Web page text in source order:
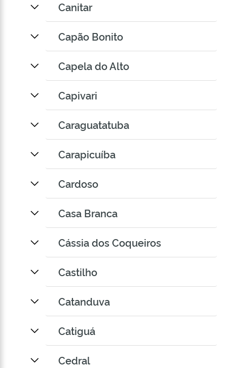
Canitar
Capão Bonito
Capela do Alto
Capivari
Caraguatatuba
Carapicuíba
Cardoso
Casa Branca
Cássia dos Coqueiros
Castilho
Catanduva
Catiguá
Cedral